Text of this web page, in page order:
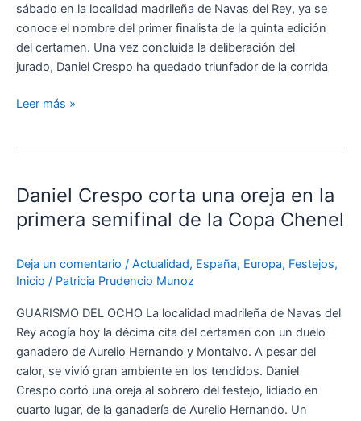
sábado en la localidad madrileña de Navas del Rey, ya se
conoce el nombre del primer finalista de la quinta edición
del certamen. Una vez concluida la deliberación del
jurado, Daniel Crespo ha quedado triunfador de la corrida
Leer más »
Daniel Crespo corta una oreja en la
primera semifinal de la Copa Chenel
Deja un comentario / Actualidad, España, Europa, Festejos,
Inicio / Patricia Prudencio Munoz
GUARISMO DEL OCHO La localidad madrileña de Navas del
Rey acogía hoy la décima cita del certamen con un duelo
ganadero de Aurelio Hernando y Montalvo. A pesar del
calor, se vivió gran ambiente en los tendidos. Daniel
Crespo cortó una oreja al sobrero del festejo, lidiado en
cuarto lugar, de la ganadería de Aurelio Hernando. Un
corta
una
oreja
la
primera
semifinal
de
la
Copa
Chenel